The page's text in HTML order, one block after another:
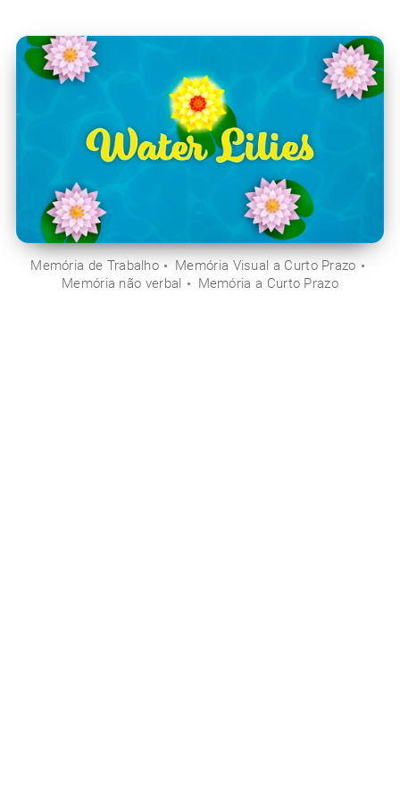
Memória de Trabalho
Memória Visual a Curto Prazo
Memória não verbal
Memória a Curto Prazo